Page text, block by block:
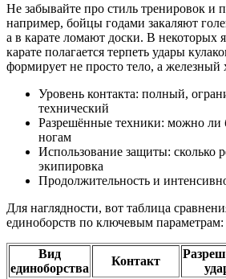
Не забывайте про стиль тренировок и
например, бойцы годами закаляют
а в карате ломают доски. В некоторых
карате полагается терпеть удары
формирует не просто тело, а железный
Уровень контакта: полный,
технический
Разрешённые техники: можно ли
ногам
Использование защиты: сколько
экипировка
Продолжительность и
Для наглядности, вот таблица
единоборств по ключевым параметрам:
Вид
единоборства
Контакт